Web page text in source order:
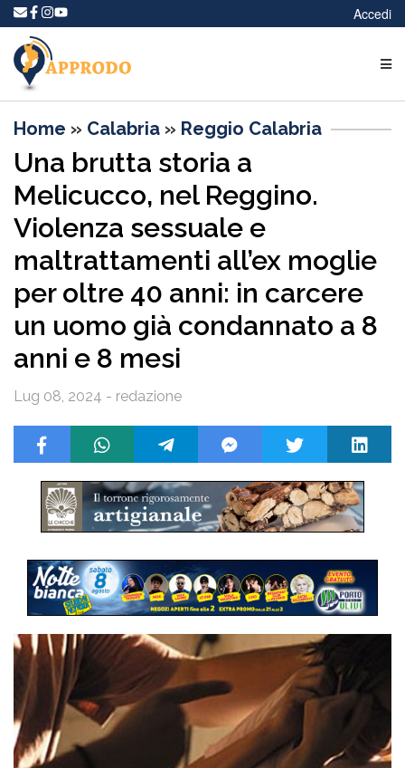
Accedi
Home » Calabria » Reggio Calabria
Una brutta storia a
Melicucco, nel Reggino.
Violenza sessuale e
maltrattamenti all’ex moglie
per oltre 40 anni: in carcere
un uomo già condannato a 8
anni e 8 mesi
Lug 08, 2024 - redazione